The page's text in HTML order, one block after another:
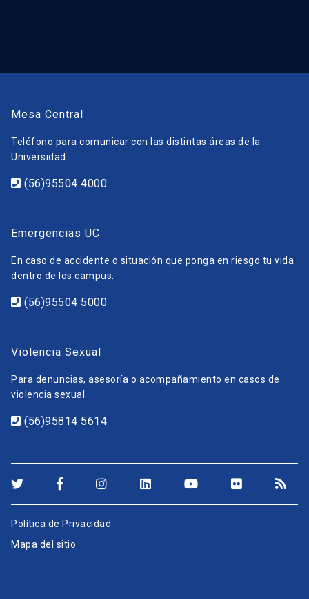
Mesa Central
Teléfono para comunicar con las distintas áreas de la
Universidad.
(56)95504 4000
Emergencias UC
En caso de accidente o situación que ponga en riesgo tu vida
dentro de los campus.
(56)95504 5000
Violencia Sexual
Para denuncias, asesoría o acompañamiento en casos de
violencia sexual.
(56)95814 5614
Política de Privacidad
Mapa del sitio